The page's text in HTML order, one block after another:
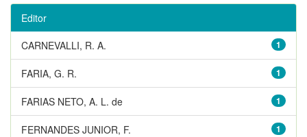
Editor
1
CARNEVALLI, R. A.
1
FARIA, G. R.
1
FARIAS NETO, A. L. de
1
FERNANDES JUNIOR, F.